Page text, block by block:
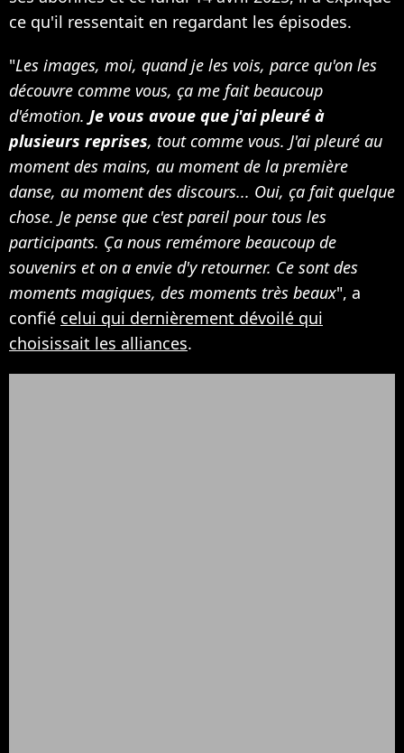
ce qu'il ressentait en regardant les épisodes.
"Les images, moi, quand je les vois, parce qu'on les
découvre comme vous, ça me fait beaucoup
d'émotion. Je vous avoue que j'ai pleuré à
plusieurs reprises, tout comme vous. J'ai pleuré au
moment des mains, au moment de la première
danse, au moment des discours... Oui, ça fait quelque
chose. Je pense que c'est pareil pour tous les
participants. Ça nous remémore beaucoup de
souvenirs et on a envie d'y retourner. Ce sont des
moments magiques, des moments très beaux", a
confié celui qui dernièrement dévoilé qui
choisissait les alliances.